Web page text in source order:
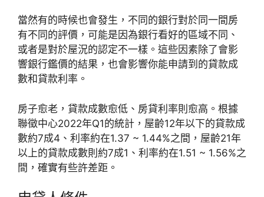
當然有的時候也會發生，不同的銀行對於同一間房
有不同的評價，可能是因為銀行看好的區域不同、
或者是對於屋況的認定不一樣。這些因素除了會影
響銀行鑑價的結果，也會影響你能申請到的貸款成
數和貸款利率。
房子愈老，貸款成數愈低、房貸利率則愈高。根據
聯徵中心2022年Q1的統計，屋齡12年以下的貸款成
數約7成4、利率約在1.37 ~ 1.44%之間，屋齡21年
以上的貸款成數則約7成1、利率約在1.51 ~ 1.56%之
間，確實有些許差距。